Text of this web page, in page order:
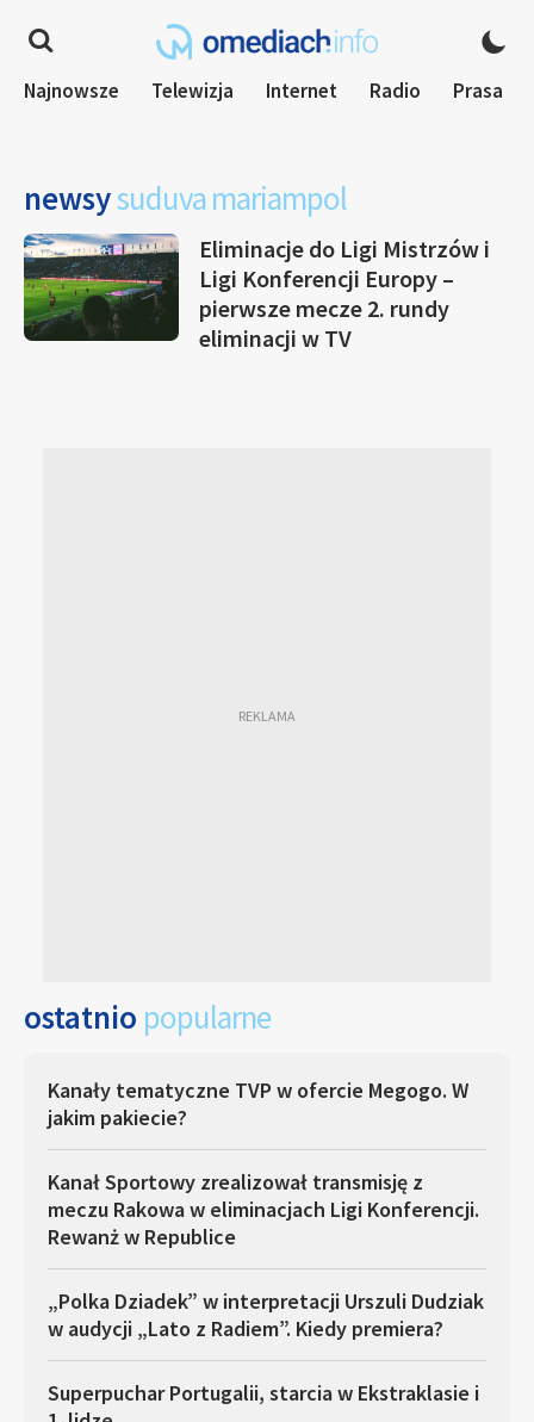
Najnowsze Telewizja Internet Radio Prasa
newsysuduva mariampol
Eliminacje do Ligi Mistrzów i
Ligi Konferencji Europy –
pierwsze mecze 2. rundy
eliminacji w TV
ostatnio popularne
Kanały tematyczne TVP w ofercie Megogo. W
jakim pakiecie?
Kanał Sportowy zrealizował transmisję z
meczu Rakowa w eliminacjach Ligi Konferencji.
Rewanż w Republice
„Polka Dziadek” w interpretacji Urszuli Dudziak
w audycji „Lato z Radiem”. Kiedy premiera?
Superpuchar Portugalii, starcia w Ekstraklasie i